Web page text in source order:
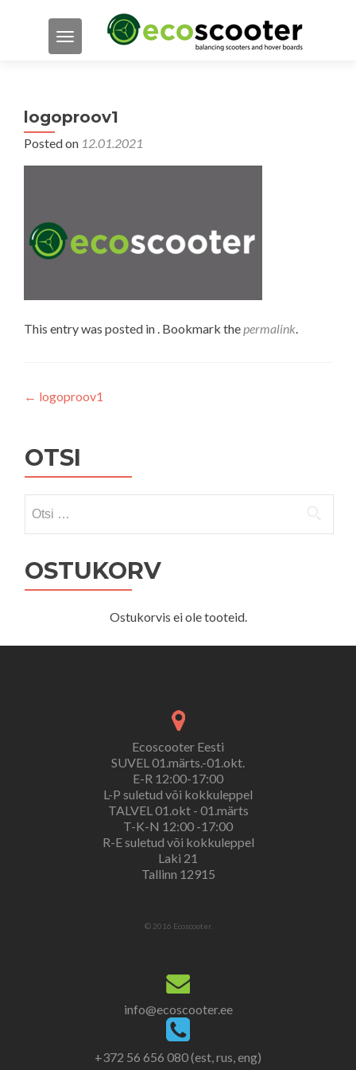
TOGGLE NAVIGATION
logoproov1
Posted on 12.01.2021
This entry was posted in . Bookmark thepermalink.
Navigeerimine
← logoproov1
OTSI
OSTUKORV
Ostukorvis ei ole tooteid.
Ecoscooter Eesti
SUVEL 01.märts.-01.okt.
E-R 12:00-17:00
L-P suletud või kokkuleppel
TALVEL 01.okt - 01.märts
T-K-N 12:00 -17:00
R-E suletud või kokkuleppel
Laki 21
Tallinn 12915
© 2016 Ecoscooter.
info@ecoscooter.ee
+372 56 656 080 (est, rus, eng)